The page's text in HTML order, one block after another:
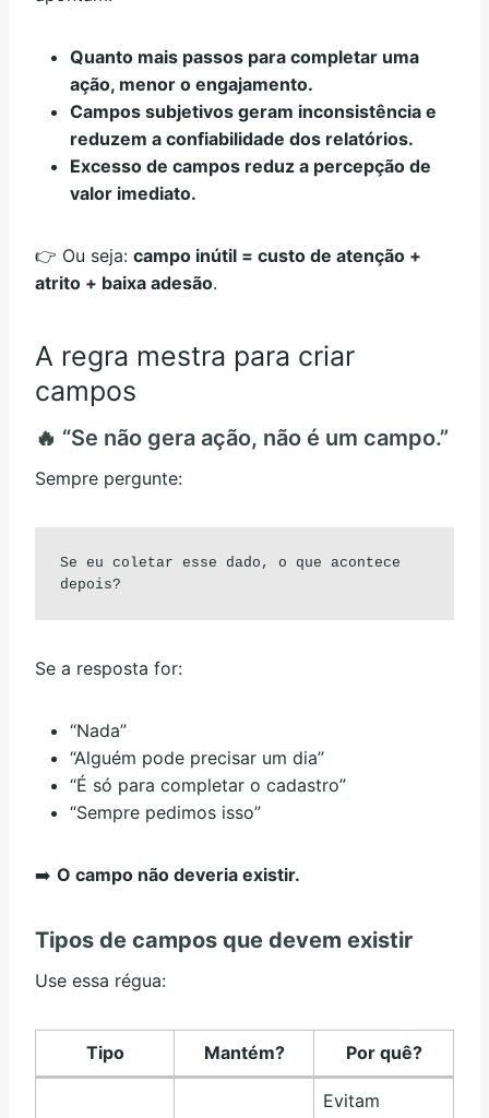
Quanto mais passos para completar uma
ação, menor o engajamento.
Campos subjetivos geram inconsistência e
reduzem a confiabilidade dos relatórios.
Excesso de campos reduz a percepção de
valor imediato.
👉 Ou seja: campo inútil = custo de atenção +
atrito + baixa adesão.
A regra mestra para criar
campos
🔥 “Se não gera ação, não é um campo.”
Sempre pergunte:
Se eu coletar esse dado, o que acontece
Se a resposta for:
“Nada”
“Alguém pode precisar um dia”
“É só para completar o cadastro”
“Sempre pedimos isso”
➡️ O campo não deveria existir.
Tipos de campos que devem existir
Use essa régua:
Tipo Mantém? Por quê?
Evitam